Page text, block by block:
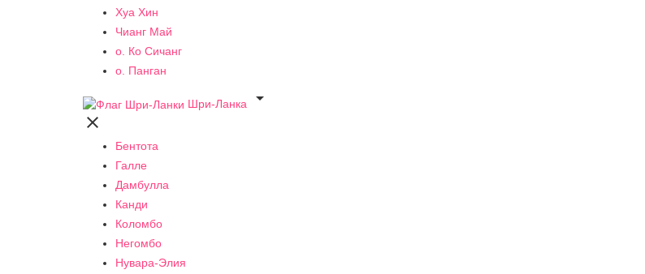
Хуа Хин
Чианг Май
о. Ко Сичанг
о. Панган
Шри-Ланка


Бентота
Галле
Дамбулла
Канди
Коломбо
Негомбо
Нувара-Элия